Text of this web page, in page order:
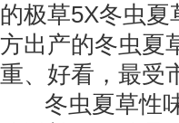
的极草5X冬虫
方出产的冬虫夏
重、好看，最受
冬虫夏草性